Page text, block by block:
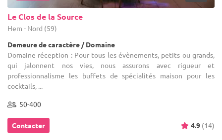
Le Clos de la Source
Hem - Nord (59)
Demeure de caractère / Domaine
Domaine réception : Pour tous les évènements, petits ou grands,
qui jalonnent nos vies, nous assurons avec rigueur et
professionnalisme les buffets de spécialités maison pour les
cocktails, ...
50-400
Contacter 4.9 (14)